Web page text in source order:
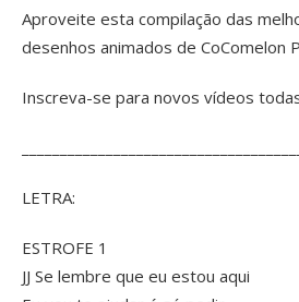
Aproveite esta compilação das
desenhos animados de CoComelon
Inscreva-se para novos vídeos
LETRA:
ESTROFE 1
JJ Se lembre que eu estou aqui